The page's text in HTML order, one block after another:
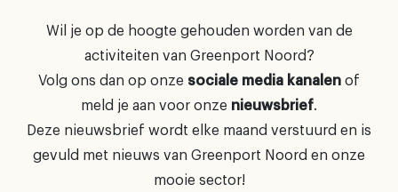
Wil je op de hoogte gehouden worden van de
activiteiten van Greenport Noord?
Volg ons dan op onze sociale media kanalen of
meld je aan voor onze nieuwsbrief.
Deze nieuwsbrief wordt elke maand verstuurd en is
gevuld met nieuws van Greenport Noord en onze
mooie sector!